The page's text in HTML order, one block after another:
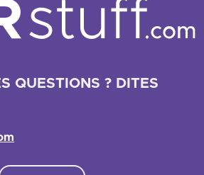
QUESTIONS ? DITES